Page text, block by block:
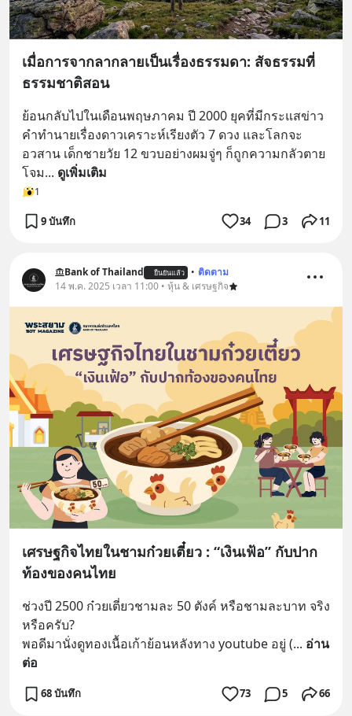
เมื่อการจากลากลายเป็นเรื่องธรรมดา: สัจธรรมที่
ธรรมชาติสอน
ย้อนกลับไปในเดือนพฤษภาคม ปี 2000 ยุคที่มีกระแสข่าว
คำทำนายเรื่องดาวเคราะห์เรียงตัว 7 ดวง และโลกจะ
อวสาน เด็กชายวัย 12 ขวบอย่างผมจู่ๆ ก็ถูกความกลัวตาย
โจม... ดูเพิ่มเติม
1
9 บันทึก 34 3 11
Bank of Thailand ยืนยันแล้ว • ติดตาม
14 พ.ค. 2025 เวลา 11:00 • หุ้น & เศรษฐกิจ
เศรษฐกิจไทยในชามก๋วยเตี๋ยว : “เงินเฟ้อ” กับปาก
ท้องของคนไทย
ช่วงปี 2500 ก๋วยเตี่ยวชามละ 50 ตังค์ หรือชามละบาท จริง
หรือครับ?
พอดีมานั่งดูทองเนื้อเก้าย้อนหลังทาง youtube อยู่ (... อ่าน
ต่อ
68 บันทึก 73 5 66